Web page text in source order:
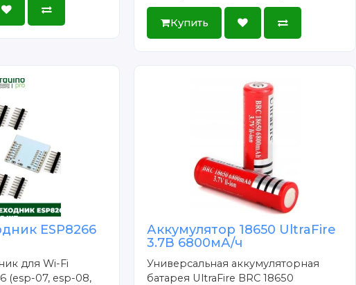
Купить
ESP8266
для Wi-Fi
(esp-07, esp-08,
Аккумулятор 18650 UltraFire
3.7В 6800мА/ч
Универсальная аккумуляторная
батарея UltraFire BRC 18650